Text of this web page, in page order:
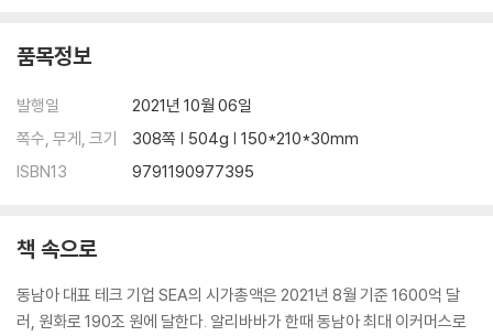
라이드헤일링 혈투 | 더 빨리 더 많이! 푸드 딜리버리 전쟁 | 누가 어디에서
무슨 서비스를 하고 있는가 | 슈퍼앱 뒤의 큰손들
09 슈퍼앱 2차 대전
스를 누리지 못하는 절반의 사람들 | 뜨겁게 타오른 디지털 결제시장 | 레
드오션으로 변한 디지털 결제시장 | 가고 싶지 않은 은행 | 디지털 은행으
로 맞붙다 | 라인은 금융 특화 슈퍼앱이 될 수 있을까? | 은행을 넘어 금융
기업으로 | BNPL의 선구자, 핀액셀
품목정보
발행일
2021년 10월 06일
쪽수, 무게, 크기
308쪽 | 504g | 150*210*30mm
ISBN13
9791190977395
책 속으로
동남아 대표 테크 기업 SEA의 시가총액은 2021년 8월 기준 1600억 달
러, 원화로 190조 원에 달한다. 알리바바가 한때 동남아 최대 이커머스로